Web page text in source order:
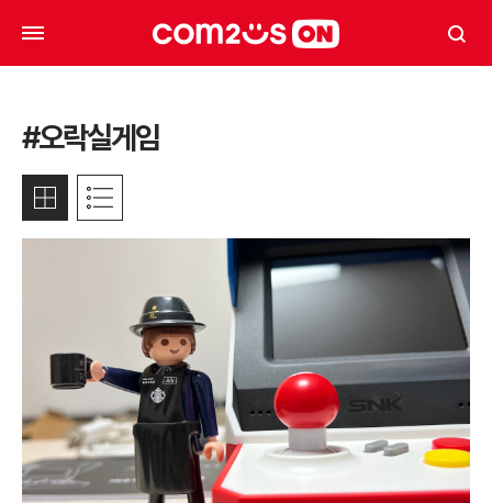
#오락실게임